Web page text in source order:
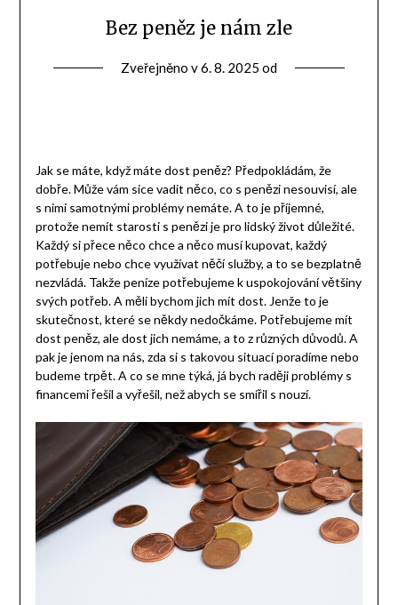
Bez peněz je nám zle
Zveřejněno v6. 8. 2025 od
Jak se máte, když máte dost peněz? Předpokládám, že
dobře. Může vám sice vadit něco, co s penězi nesouvisí, ale
s nimi samotnými problémy nemáte. A to je příjemné,
protože nemít starosti s penězi je pro lidský život důležité.
Každý si přece něco chce a něco musí kupovat, každý
potřebuje nebo chce využívat něčí služby, a to se bezplatně
nezvládá. Takže peníze potřebujeme k uspokojování většiny
svých potřeb. A měli bychom jich mít dost. Jenže to je
skutečnost, které se někdy nedočkáme. Potřebujeme mít
dost peněz, ale dost jich nemáme, a to z různých důvodů. A
pak je jenom na nás, zda si s takovou situací poradíme nebo
budeme trpět. A co se mne týká, já bych raději problémy s
financemi řešil a vyřešil, než abych se smířil s nouzí.